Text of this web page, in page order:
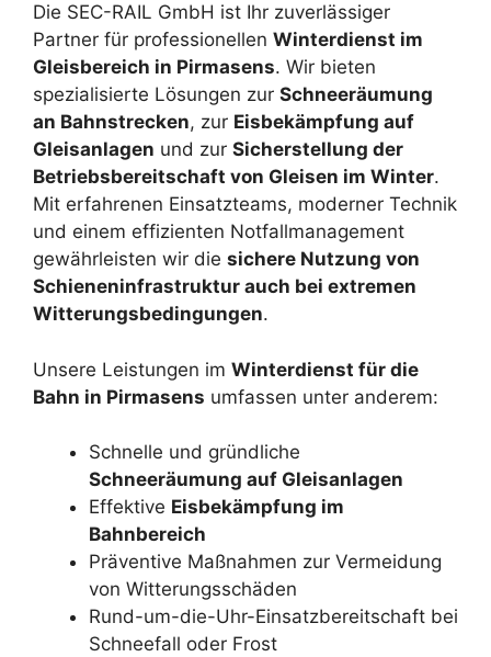
Die SEC-RAIL GmbH ist Ihr zuverlässiger
Partner für professionellen Winterdienst im
Gleisbereich in Pirmasens. Wir bieten
spezialisierte Lösungen zur Schneeräumung
an Bahnstrecken, zur Eisbekämpfung auf
Gleisanlagen und zur Sicherstellung der
Betriebsbereitschaft von Gleisen im Winter.
Mit erfahrenen Einsatzteams, moderner Technik
und einem effizienten Notfallmanagement
gewährleisten wir die sichere Nutzung von
Schieneninfrastruktur auch bei extremen
Witterungsbedingungen.
Unsere Leistungen im Winterdienst für die
Bahn in Pirmasens umfassen unter anderem:
Schnelle und gründliche
Schneeräumung auf Gleisanlagen
Effektive Eisbekämpfung im
Bahnbereich
Präventive Maßnahmen zur Vermeidung
von Witterungsschäden
Rund-um-die-Uhr-Einsatzbereitschaft bei
Schneefall oder Frost